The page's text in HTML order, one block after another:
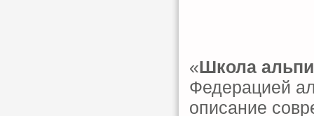
«Школа
Федерацией
описание